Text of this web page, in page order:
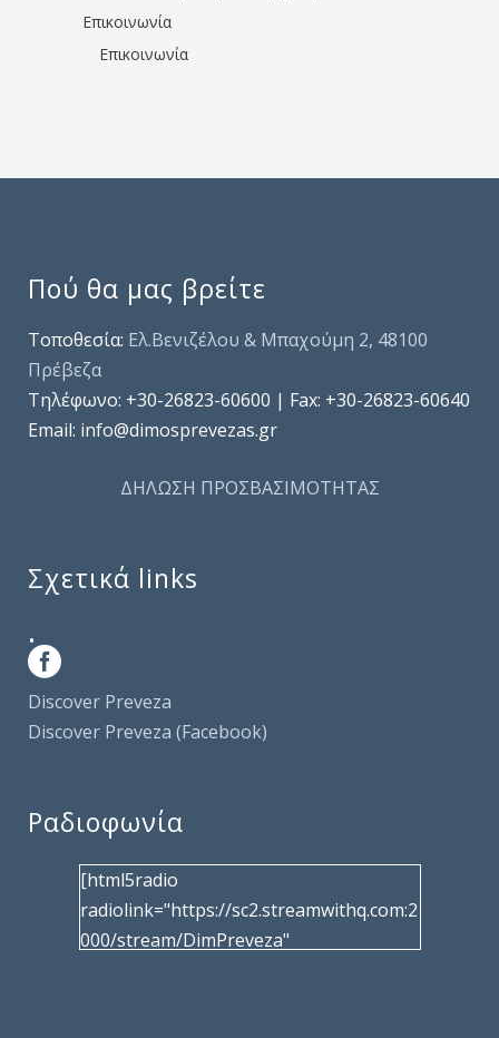
Επικοινωνία
Επικοινωνία
Πού θα μας βρείτε
Τοποθεσία: Ελ.Βενιζέλου & Μπαχούμη 2, 48100
Πρέβεζα
Τηλέφωνo: +30-26823-60600 | Fax: +30-26823-60640
Email: info@dimosprevezas.gr
ΔΗΛΩΣΗ ΠΡΟΣΒΑΣΙΜΟΤΗΤΑΣ
Σχετικά links
.
Discover Preveza
Discover Preveza (Facebook)
Ραδιοφωνία
[html5radio
radiolink="https://sc2.streamwithq.com:2
000/stream/DimPreveza"